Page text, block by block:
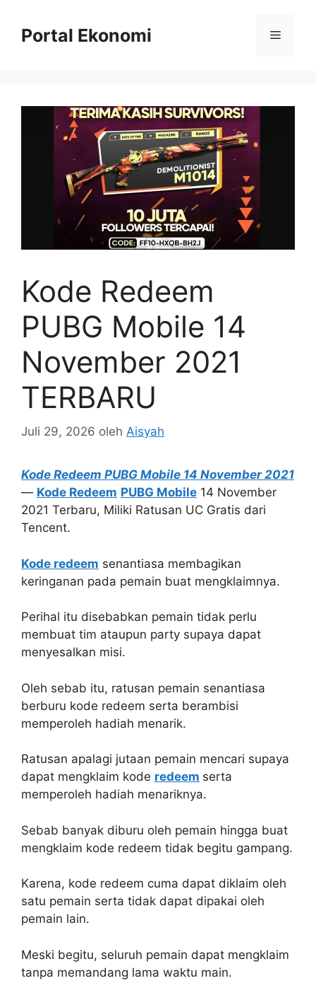
Portal Ekonomi Menu
Kode Redeem
PUBG Mobile 14
November 2021
TERBARU
Juli 29, 2026 oleh Aisyah
Kode Redeem PUBG Mobile 14 November 2021
— Kode Redeem PUBG Mobile 14 November
2021 Terbaru, Miliki Ratusan UC Gratis dari
Tencent.
Kode redeem senantiasa membagikan
keringanan pada pemain buat mengklaimnya.
Perihal itu disebabkan pemain tidak perlu
membuat tim ataupun party supaya dapat
menyesalkan misi.
Oleh sebab itu, ratusan pemain senantiasa
berburu kode redeem serta berambisi
memperoleh hadiah menarik.
Ratusan apalagi jutaan pemain mencari supaya
dapat mengklaim kode redeem serta
memperoleh hadiah menariknya.
Sebab banyak diburu oleh pemain hingga buat
mengklaim kode redeem tidak begitu gampang.
Karena, kode redeem cuma dapat diklaim oleh
satu pemain serta tidak dapat dipakai oleh
pemain lain.
Meski begitu, seluruh pemain dapat mengklaim
tanpa memandang lama waktu main.